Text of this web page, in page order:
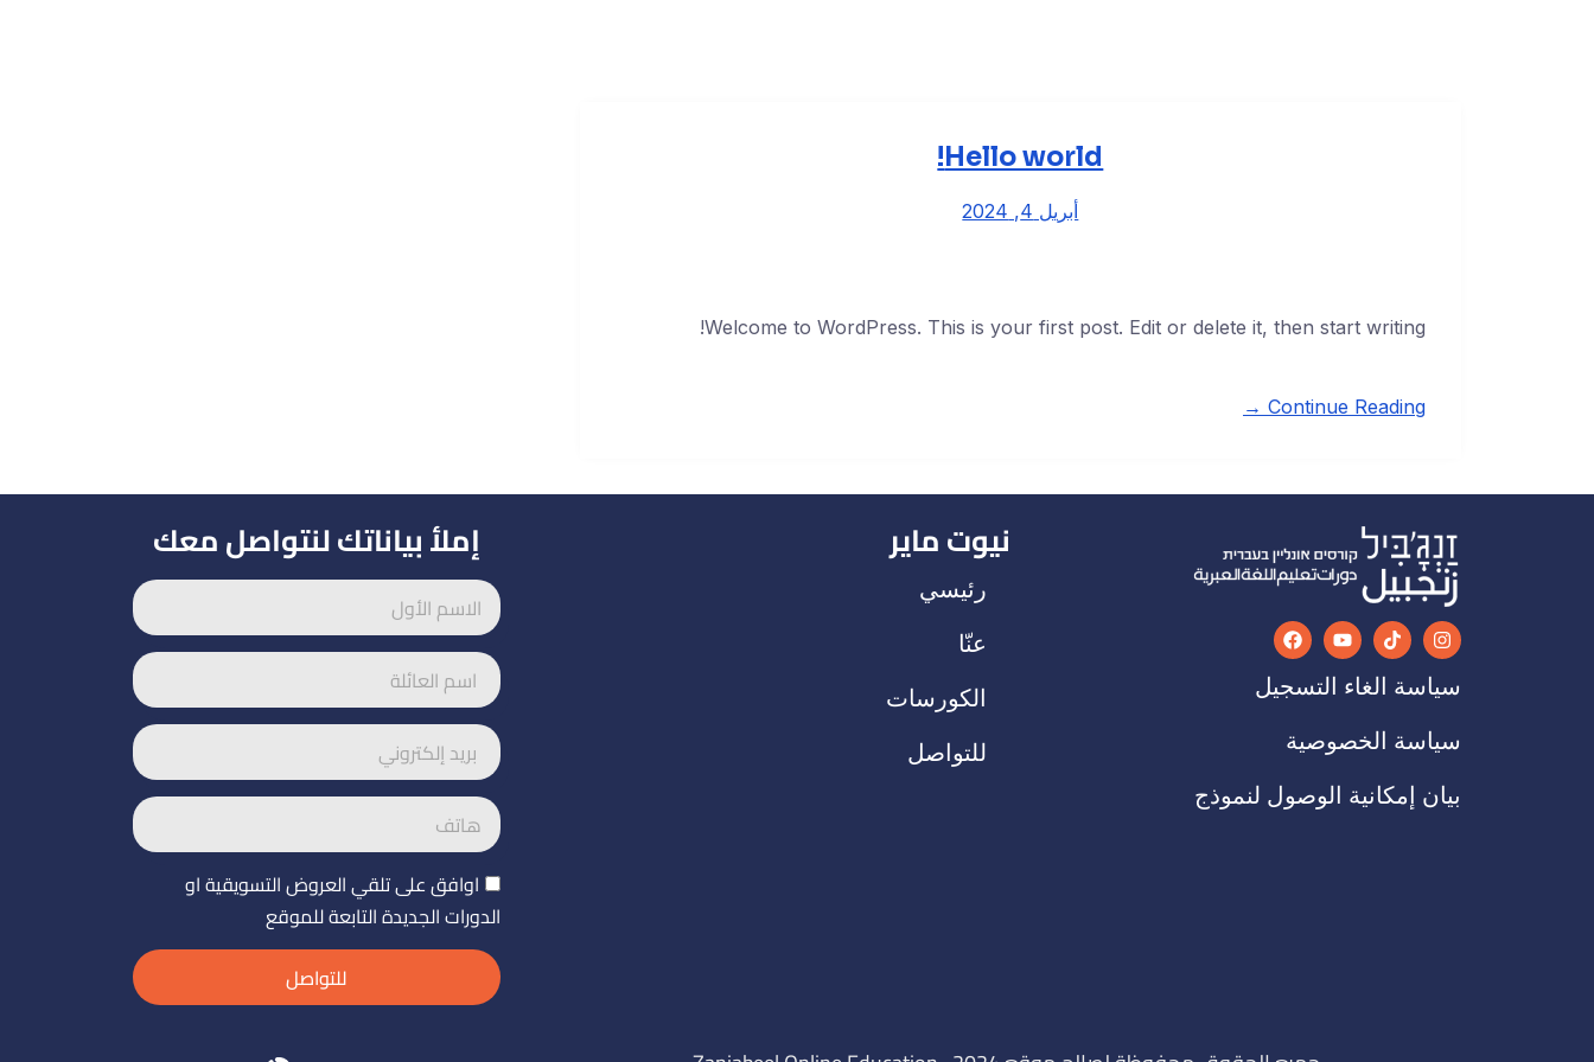
Hello world!
أبريل 4, 2024
Welcome to WordPress. This is your first post. Edit or delete it, then start writing!
Continue Reading →
سياسة الغاء التسجيل
سياسة الخصوصية
بيان إمكانية الوصول لنموذج
نيوت ماير
رئيسي
عنّا
الكورسات
للتواصل
إملأ بياناتك لنتواصل معك
اوافق على تلقي العروض التسويقية او
الدورات الجديدة التابعة للموقع
للتواصل